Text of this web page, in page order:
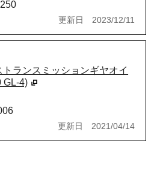
更新日 2023/12/11
トランスミッションギヤオイ
GL-4)
更新日 2021/04/14